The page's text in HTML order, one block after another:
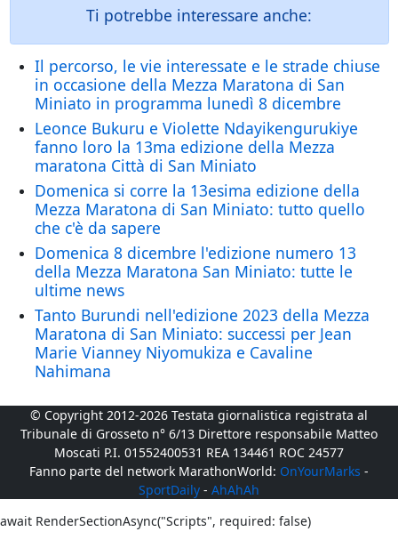
Ti potrebbe interessare anche:
Il percorso, le vie interessate e le strade chiuse
in occasione della Mezza Maratona di San
Miniato in programma lunedì 8 dicembre
Leonce Bukuru e Violette Ndayikengurukiye
fanno loro la 13ma edizione della Mezza
maratona Città di San Miniato
Domenica si corre la 13esima edizione della
Mezza Maratona di San Miniato: tutto quello
che c'è da sapere
Domenica 8 dicembre l'edizione numero 13
della Mezza Maratona San Miniato: tutte le
ultime news
Tanto Burundi nell'edizione 2023 della Mezza
Maratona di San Miniato: successi per Jean
Marie Vianney Niyomukiza e Cavaline
Nahimana
© Copyright 2012-2026 Testata giornalistica registrata al
Tribunale di Grosseto n° 6/13 Direttore responsabile Matteo
Moscati P.I. 01552400531 REA 134461 ROC 24577
Fanno parte del network MarathonWorld: OnYourMarks -
SportDaily - AhAhAh
await RenderSectionAsync("Scripts", required: false)